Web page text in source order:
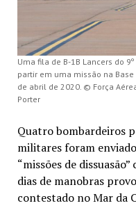
Uma fila de B-1B Lancers do
partir em uma missão na Base
de abril de 2020. © Força
Porter
Quatro bombardeiros
militares foram
“missões de
dias de manobras
contestado no Mar da